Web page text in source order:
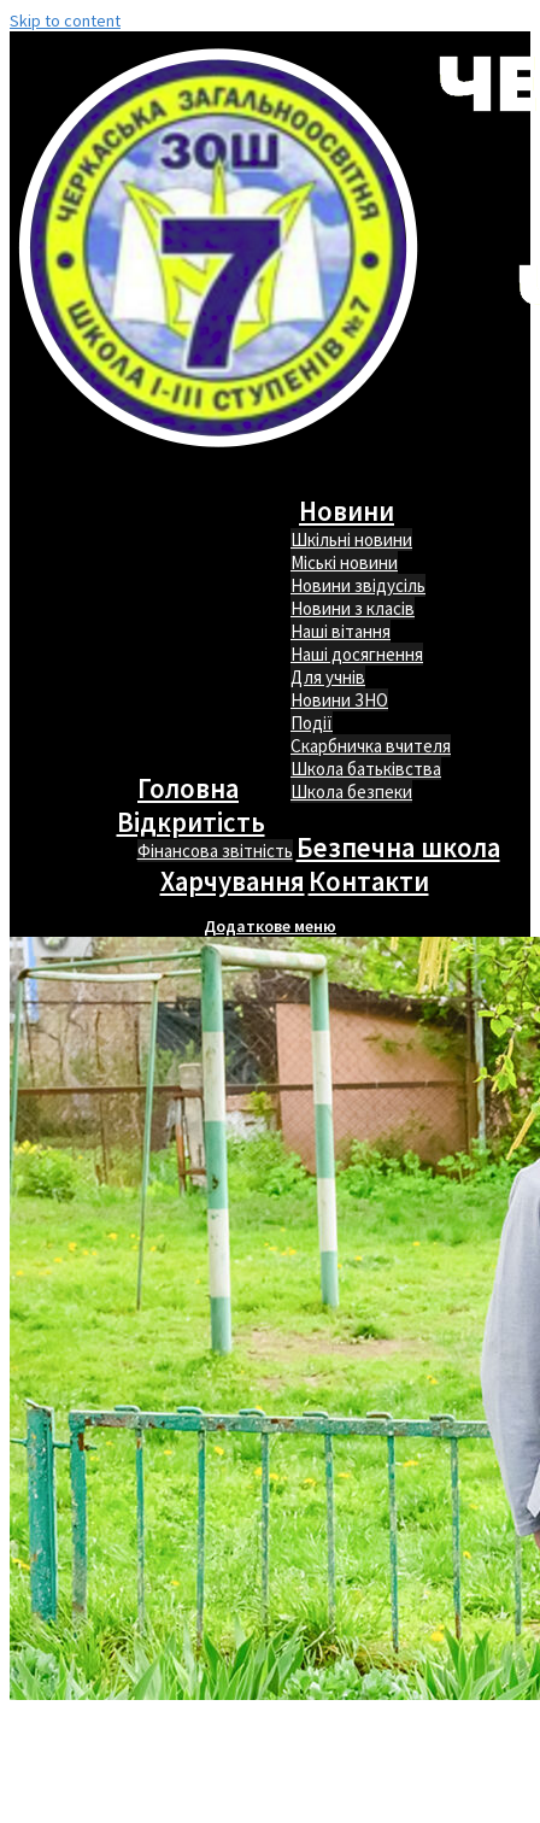
Skip to content
Головна
Новини
Шкільні новини
Міські новини
Новини звідусіль
Новини з класів
Наші вітання
Наші досягнення
Для учнів
Новини ЗНО
Події
Скарбничка вчителя
Школа батьківства
Школа безпеки
Відкритість
Фінансова звітність Безпечна школа
Харчування Контакти
Додаткове меню